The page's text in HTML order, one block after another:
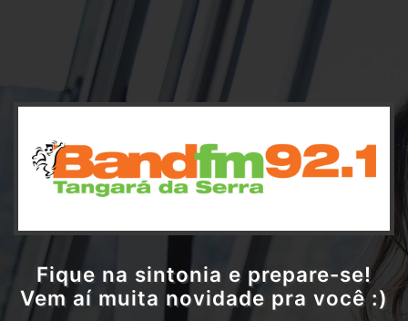
Fique na sintonia e prepare-se!
Vem aí muita novidade pra você :)